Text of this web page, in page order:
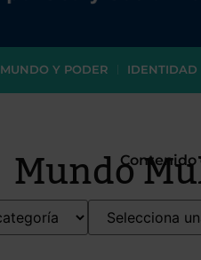
MUNDO Y PODER IDENTIDAD
Contenido
Mundo